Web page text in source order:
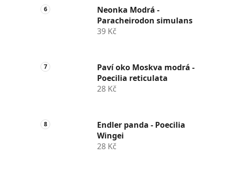
Neonka Modrá -
Paracheirodon simulans
39 Kč
Paví oko Moskva modrá -
Poecilia reticulata
28 Kč
Endler panda - Poecilia
Wingei
28 Kč